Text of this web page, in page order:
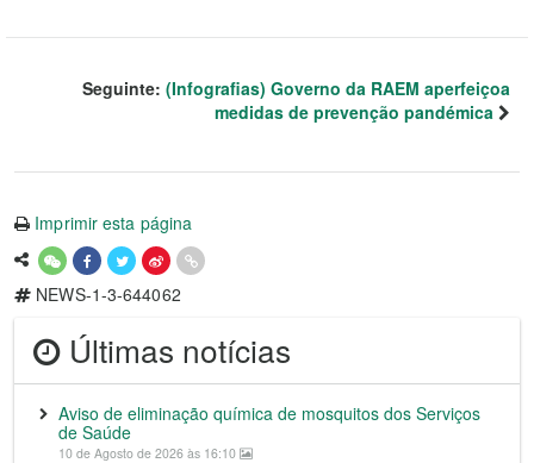
Seguinte: (Infografias) Governo da RAEM aperfeiçoa
medidas de prevenção pandémica
Imprimir esta página
NEWS-1-3-644062
Últimas notícias
Aviso de eliminação química de mosquitos dos Serviços
de Saúde
10 de Agosto de 2026 às 16:10